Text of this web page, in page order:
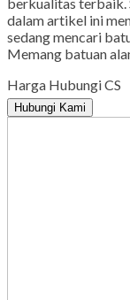
dalam artikel ini
sedang mencari
Memang batuan
Harga Hubungi CS
Hubungi Kami